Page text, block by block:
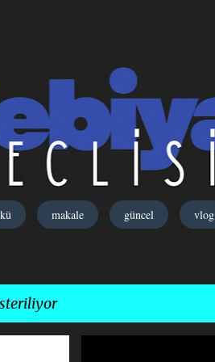
makale güncel vlog